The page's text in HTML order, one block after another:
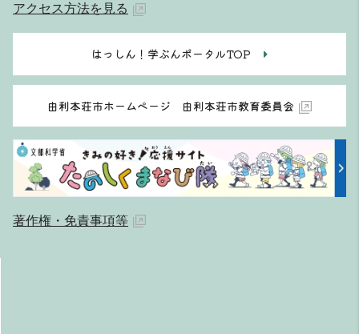
アクセス方法を見る
はっしん！学ぶんポータルTOP
由利本荘市ホームページ 由利本荘市教育委員会
著作権・免責事項等